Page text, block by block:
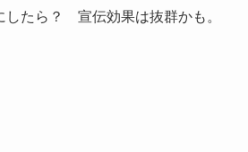
したら？ 宣伝効果は抜群かも。